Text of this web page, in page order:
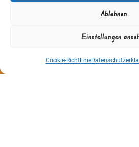
Ablehnen
Einstellungen
Cookie-RichtlinieCookie-Richtlinie